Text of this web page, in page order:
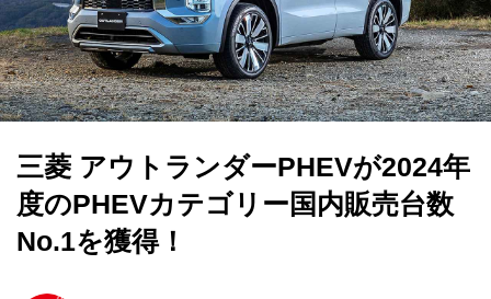
三菱 アウトランダーPHEVが2024年
度のPHEVカテゴリー国内販売台数
No.1を獲得！